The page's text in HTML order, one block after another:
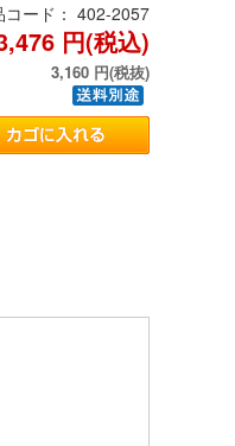
ード： 402-2057
円(税込)
3,160 円(税抜)